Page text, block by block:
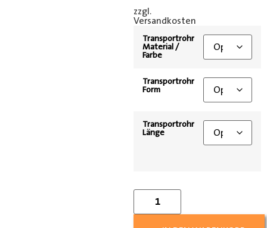
zzgl.
Versandkosten
Transportrohr
Material /
Farbe
Transportrohr
Form
Transportrohr
Länge